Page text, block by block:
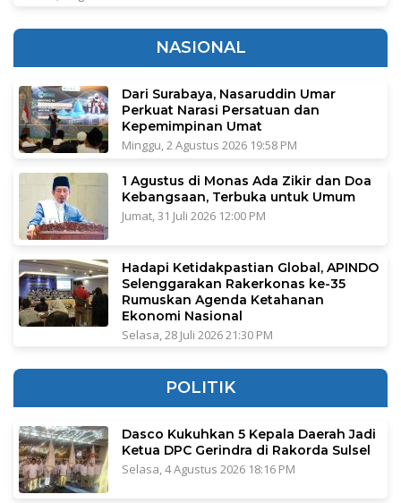
NASIONAL
Dari Surabaya, Nasaruddin Umar
Perkuat Narasi Persatuan dan
Kepemimpinan Umat
Minggu, 2 Agustus 2026 19:58 PM
1 Agustus di Monas Ada Zikir dan Doa
Kebangsaan, Terbuka untuk Umum
Jumat, 31 Juli 2026 12:00 PM
Hadapi Ketidakpastian Global, APINDO
Selenggarakan Rakerkonas ke-35
Rumuskan Agenda Ketahanan
Ekonomi Nasional
Selasa, 28 Juli 2026 21:30 PM
POLITIK
Dasco Kukuhkan 5 Kepala Daerah Jadi
Ketua DPC Gerindra di Rakorda Sulsel
Selasa, 4 Agustus 2026 18:16 PM